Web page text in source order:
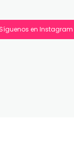
Síguenos en Instagram